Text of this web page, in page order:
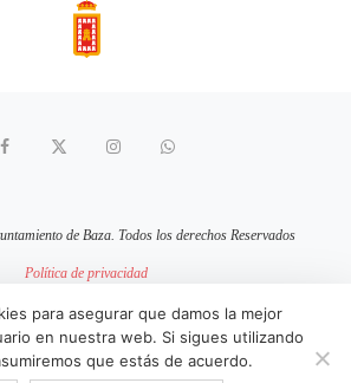
de Baza. Todos los derechos Reservados
Política de privacidad
Política de cookies
mantenido porpixelcero.com
para asegurar que damos la mejor
en nuestra web. Si sigues utilizando
que estás de acuerdo.